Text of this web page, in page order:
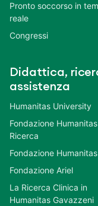
Pronto soccorso in
reale
Congressi
Didattica,
assistenza
Humanitas University
Fondazione
Ricerca
Fondazione Humanitas
Fondazione Ariel
La Ricerca Clinica in
Humanitas Gavazzeni